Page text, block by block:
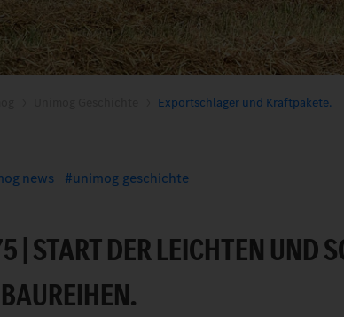
Exportschlager und Kraftpakete.
news unimog geschichte
| START DER LEICHTEN UND